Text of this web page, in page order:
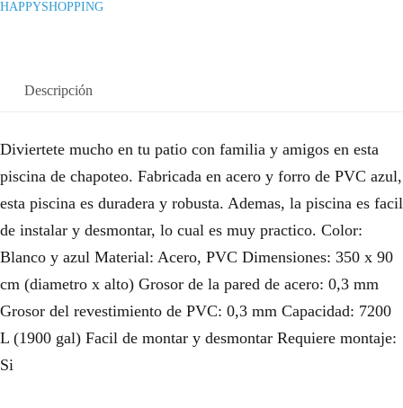
HAPPYSHOPPING
Descripción
Diviertete mucho en tu patio con familia y amigos en esta
piscina de chapoteo. Fabricada en acero y forro de PVC azul,
esta piscina es duradera y robusta. Ademas, la piscina es facil
de instalar y desmontar, lo cual es muy practico. Color:
Blanco y azul Material: Acero, PVC Dimensiones: 350 x 90
cm (diametro x alto) Grosor de la pared de acero: 0,3 mm
Grosor del revestimiento de PVC: 0,3 mm Capacidad: 7200
L (1900 gal) Facil de montar y desmontar Requiere montaje:
Si